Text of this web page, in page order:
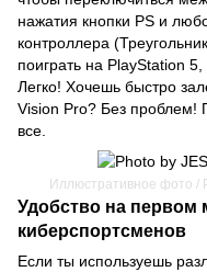
нажатия кнопки PS и
контроллера
поиграть на PlayStation
Легко! Хочешь быстро
Vision Pro? Без проблем!
все.
Иллюстративное фото /
Удобство на первом
киберспортсменов
Если ты используешь